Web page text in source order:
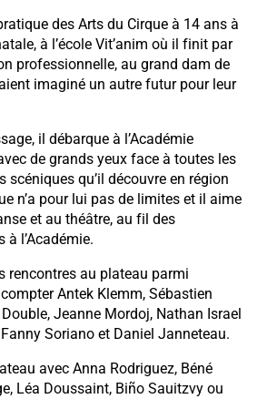
des Arts du Cirque à 14 ans à
à l’école Vit’anim où il finit par
professionnelle, au grand dam de
imaginé un autre futur pour leur
il débarque à l’Académie
de grands yeux face à toutes les
scéniques qu’il découvre en région
n’a pour lui pas de limites et il aime
et au théâtre, au fil des
à l’Académie.
rencontres au plateau parmi
Antek Klemm, Sébastien
Jeanne Mordoj, Nathan Israel
Soriano et Daniel Janneteau.
avec Anna Rodriguez, Béné
Léa Doussaint, Biño Sauitzvy ou